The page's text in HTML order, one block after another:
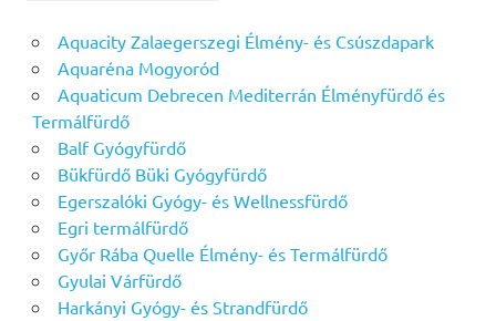
Aquacity Zalaegerszegi Élmény- és Csúszdapark
Aquaréna Mogyoród
Aquaticum Debrecen Mediterrán Élményfürdő és
Termálfürdő
Balf Gyógyfürdő
Bükfürdő Büki Gyógyfürdő
Egerszalóki Gyógy- és Wellnessfürdő
Egri termálfürdő
Győr Rába Quelle Élmény- és Termálfürdő
Gyulai Várfürdő
Harkányi Gyógy- és Strandfürdő